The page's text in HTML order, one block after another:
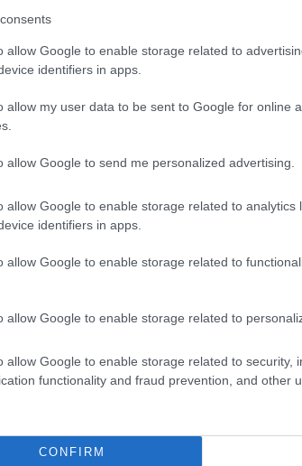
allow Google to enable storage related to
identifiers in apps.
allow my user data to be sent to Google for online
allow Google to send me personalized advertising.
allow Google to enable storage related to analytics
identifiers in apps.
allow Google to enable storage related to
allow Google to enable storage related to
allow Google to enable storage related to security,
functionality and fraud prevention, and other
CONFIRM
la prescrizione delle multe stradali,
anni che scattano dalla data della
atto il debito si estingue.
l’atto arriva a gennaio
se l’ente ha rispettato i
poste il 31 dicembre 2025, l’atto è
2026. Questo principio si
ed è stato sancito dalla Corte
la notifica si considera
entro le 23:59 del 31 dicembre.